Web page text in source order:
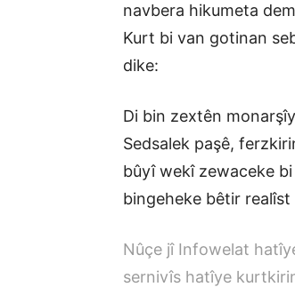
navbera hikumeta
Kurt bi van gotinan
dike:
Di bin zextên
Sedsalek paşê,
bûyî wekî zewaceke
bingeheke bêtir
Nûçe jî Infowelat
sernivîs hatîye